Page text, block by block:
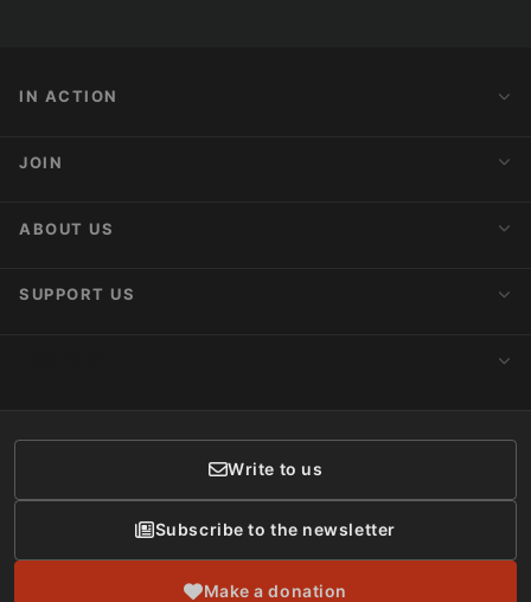
IN ACTION
Action Alerts
JOIN
ABOUT US
About AnimaNaturalis
SUPPORT US
Donor Care
Write to us
Subscribe to the newsletter
Make a donation